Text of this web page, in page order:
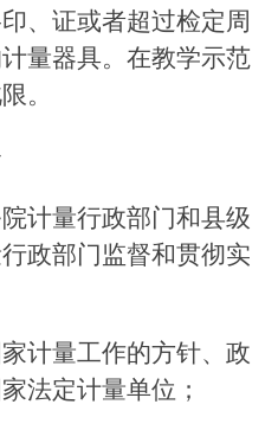
、证或者超过检定周
量器具。在教学示范
。
计量行政部门和县级
政部门监督和贯彻实
家计量工作的方针、政
法定计量单位；